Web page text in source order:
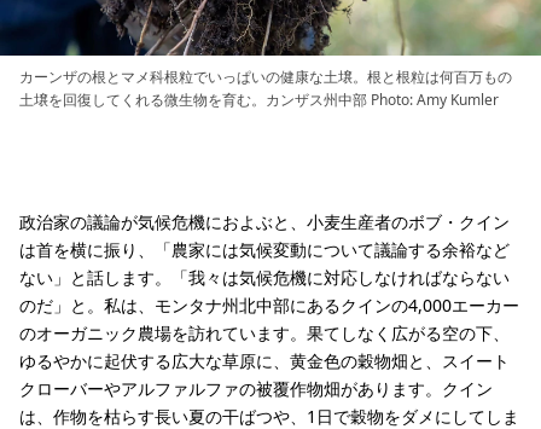
カーンザの根とマメ科根粒でいっぱいの健康な土壌。根と根粒は何百万もの
土壌を回復してくれる微生物を育む。カンザス州中部 Photo: Amy Kumler
政治家の議論が気候危機におよぶと、小麦生産者のボブ・クイン
は首を横に振り、「農家には気候変動について議論する余裕など
ない」と話します。「我々は気候危機に対応しなければならない
のだ」と。私は、モンタナ州北中部にあるクインの4,000エーカー
のオーガニック農場を訪れています。果てしなく広がる空の下、
ゆるやかに起伏する広大な草原に、黄金色の穀物畑と、スイート
クローバーやアルファルファの被覆作物畑があります。クイン
は、作物を枯らす長い夏の干ばつや、1日で穀物をダメにしてしま